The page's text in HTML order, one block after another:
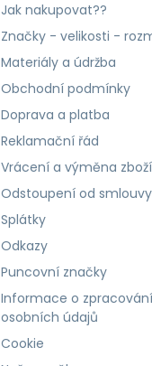
Jak nakupovat??
Značky - velikosti -
Materiály a údržba
Obchodní podmínky
Doprava a platba
Reklamační řád
Vrácení a výměna zboží
Odstoupení od smlouvy
Splátky
Odkazy
Puncovní značky
Informace o zpracování
osobních údajů
Cookie